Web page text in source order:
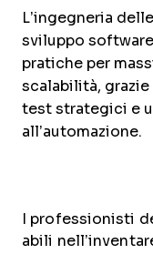
L’ingegneria
sviluppo
pratiche per
scalabilità,
test strategici e
all’automazione.
I professionisti
abili